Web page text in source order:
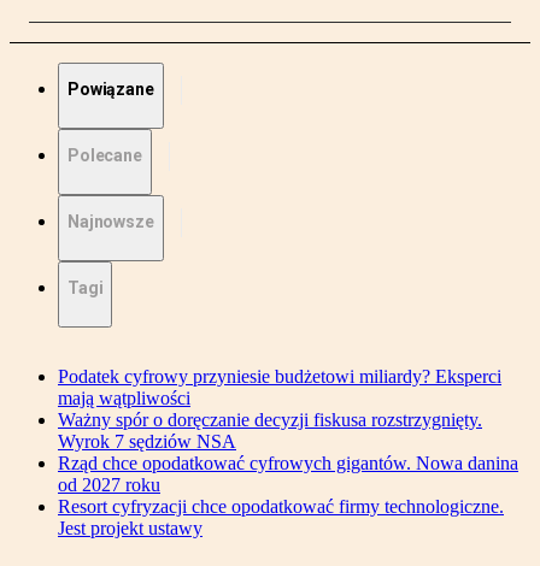
Powiązane
Polecane
Najnowsze
Tagi
Podatek cyfrowy przyniesie budżetowi miliardy? Eksperci
mają wątpliwości
Ważny spór o doręczanie decyzji fiskusa rozstrzygnięty.
Wyrok 7 sędziów NSA
Rząd chce opodatkować cyfrowych gigantów. Nowa danina
od 2027 roku
Resort cyfryzacji chce opodatkować firmy technologiczne.
Jest projekt ustawy